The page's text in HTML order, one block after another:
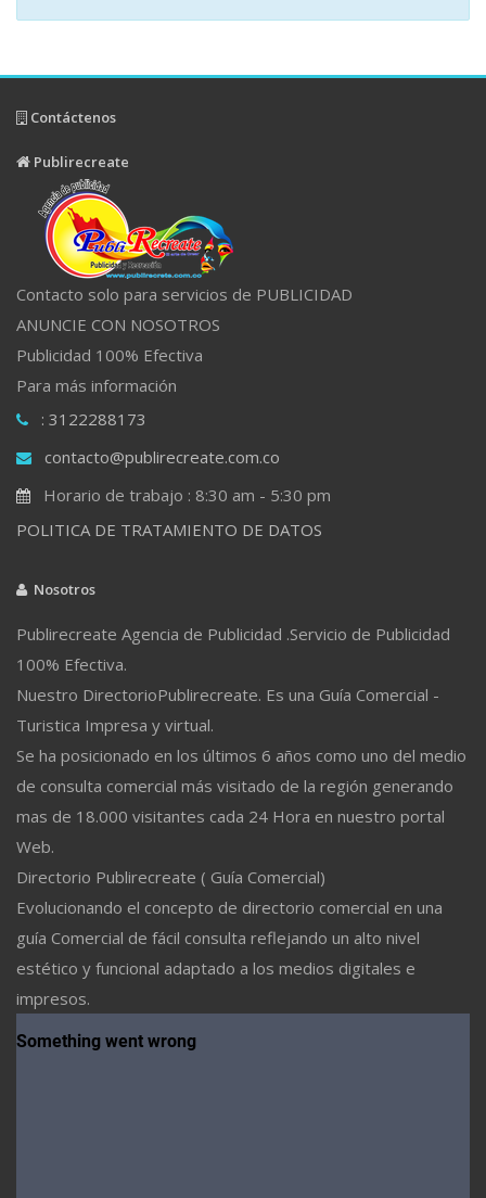
Contáctenos
Publirecreate
Contacto solo para servicios de PUBLICIDAD
ANUNCIE CON NOSOTROS
Publicidad 100% Efectiva
Para más información
: 3122288173
contacto@publirecreate.com.co
Horario de trabajo : 8:30 am - 5:30 pm
POLITICA DE TRATAMIENTO DE DATOS
Nosotros
Publirecreate Agencia de Publicidad .Servicio de Publicidad
100% Efectiva.
Nuestro DirectorioPublirecreate. Es una Guía Comercial -
Turistica Impresa y virtual.
Se ha posicionado en los últimos 6 años como uno del medio
de consulta comercial más visitado de la región generando
mas de 18.000 visitantes cada 24 Hora en nuestro portal
Web.
Directorio Publirecreate ( Guía Comercial)
Evolucionando el concepto de directorio comercial en una
guía Comercial de fácil consulta reflejando un alto nivel
estético y funcional adaptado a los medios digitales e
impresos.